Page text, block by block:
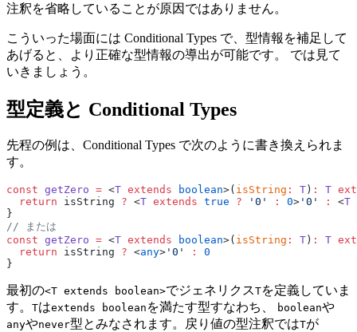
注釈を省略していることが原因ではありません。
こういった場面には Conditional Types で、型情報を補足して
あげると、より正確な型情報の導出が可能です。 では見て
いきましょう。
型定義と Conditional Types
先程の例は、Conditional Types で次のように書き換えられま
す。
const getZero = <T extends boolean>( isString : T ) : T
  return
isString ? <T extends true ? '0' : 0> '0' : <T
}
// または
const getZero = <T extends boolean>( isString : T ) : T
  return
isString ? <any> '0' :
0
}
最初の<T extends boolean>でジェネリクスTを定義していま
す。 Tはextends boolean を満たす型すなわち、 booleanや
anyやnever型とみなされます。戻り値の型注釈ではTが